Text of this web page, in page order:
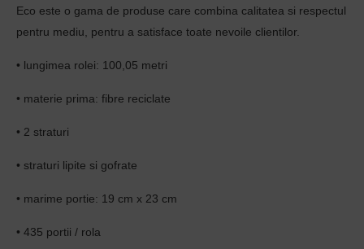
Eco este o gama de produse care combina calitatea si respectul
pentru mediu, pentru a satisface toate nevoile clientilor.
• lungimea rolei: 100,05 metri
• materie prima: fibre reciclate
• 2 straturi
• straturi lipite si gofrate
• marime portie: 19 cm x 23 cm
• 435 portii / rola